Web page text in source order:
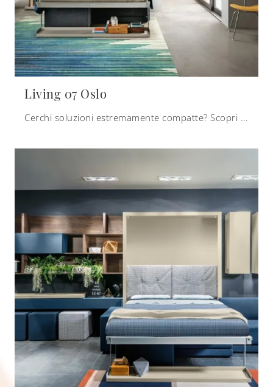
Living 07 Oslo
Cerchi soluzioni estremamente compatte? Scopri i letti a scomparsa Clei come questo modello Living 07 Oslo in laccato opaco.